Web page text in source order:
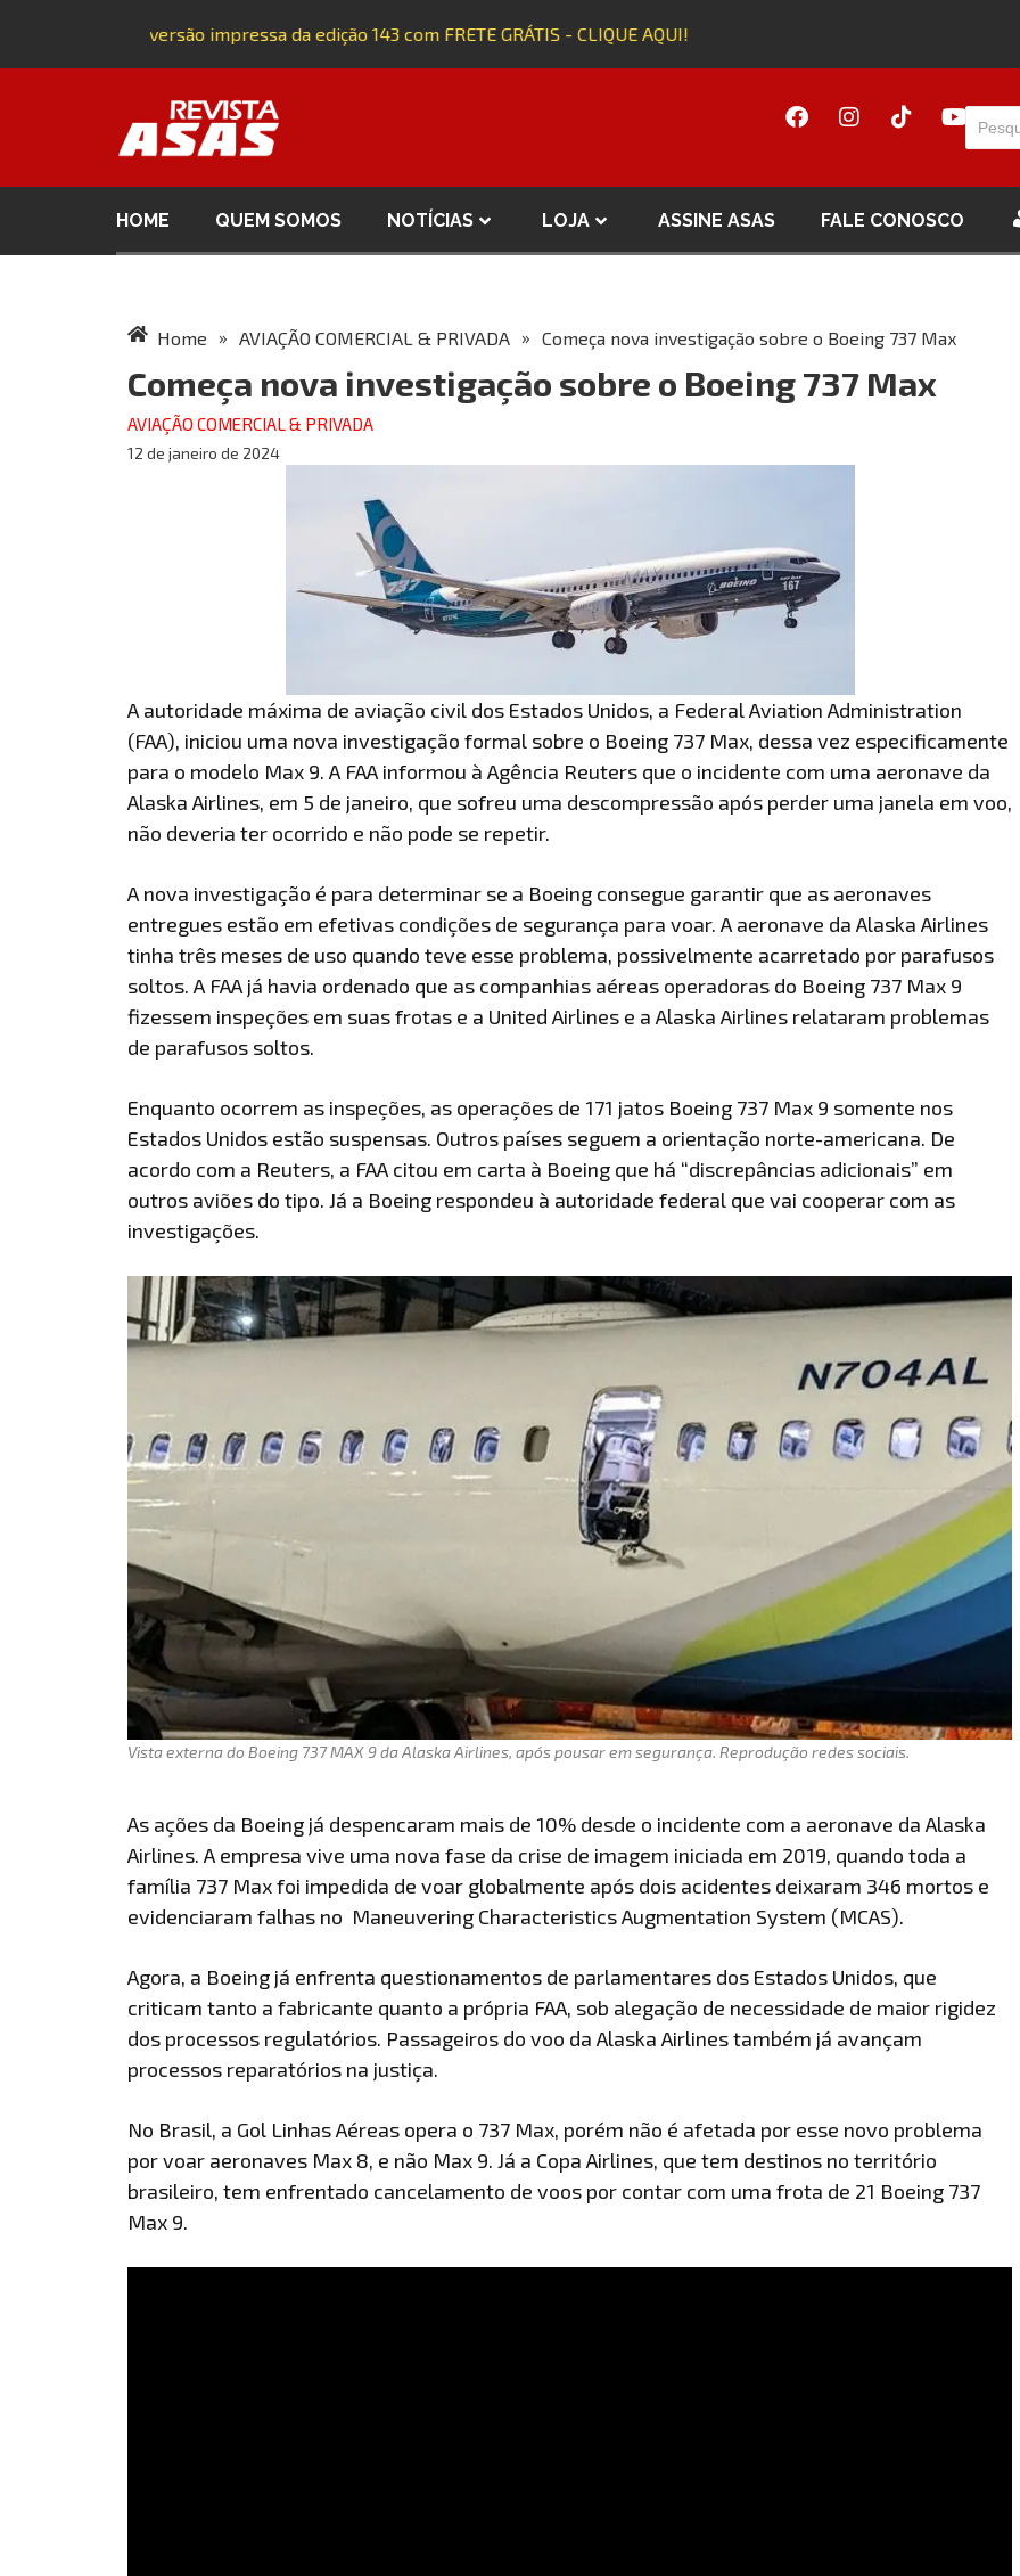
Adquira a versão impressa da edição 143 com FRETE GRÁTIS - CLIQUE AQUI!
HOME QUEM SOMOS NOTÍCIAS LOJA ASSINE ASAS FALE CONOSCO
Home » AVIAÇÃO COMERCIAL & PRIVADA » Começa nova investigação sobre o Boeing 737 Max
Começa nova investigação sobre o Boeing 737 Max
AVIAÇÃO COMERCIAL & PRIVADA
12 de janeiro de 2024
A autoridade máxima de aviação civil dos Estados Unidos, a Federal Aviation Administration
(FAA), iniciou uma nova investigação formal sobre o Boeing 737 Max, dessa vez especificamente
para o modelo Max 9. A FAA informou à Agência Reuters que o incidente com uma aeronave da
Alaska Airlines, em 5 de janeiro, que sofreu uma descompressão após perder uma janela em voo,
não deveria ter ocorrido e não pode se repetir.
A nova investigação é para determinar se a Boeing consegue garantir que as aeronaves
entregues estão em efetivas condições de segurança para voar. A aeronave da Alaska Airlines
tinha três meses de uso quando teve esse problema, possivelmente acarretado por parafusos
soltos. A FAA já havia ordenado que as companhias aéreas operadoras do Boeing 737 Max 9
fizessem inspeções em suas frotas e a United Airlines e a Alaska Airlines relataram problemas
de parafusos soltos.
Enquanto ocorrem as inspeções, as operações de 171 jatos Boeing 737 Max 9 somente nos
Estados Unidos estão suspensas. Outros países seguem a orientação norte-americana. De
acordo com a Reuters, a FAA citou em carta à Boeing que há “discrepâncias adicionais” em
outros aviões do tipo. Já a Boeing respondeu à autoridade federal que vai cooperar com as
investigações.
Vista externa do Boeing 737 MAX 9 da Alaska Airlines, após pousar em segurança. Reprodução redes sociais.
As ações da Boeing já despencaram mais de 10% desde o incidente com a aeronave da Alaska
Airlines. A empresa vive uma nova fase da crise de imagem iniciada em 2019, quando toda a
família 737 Max foi impedida de voar globalmente após dois acidentes deixaram 346 mortos e
evidenciaram falhas no Maneuvering Characteristics Augmentation System (MCAS).
Agora, a Boeing já enfrenta questionamentos de parlamentares dos Estados Unidos, que
criticam tanto a fabricante quanto a própria FAA, sob alegação de necessidade de maior rigidez
dos processos regulatórios. Passageiros do voo da Alaska Airlines também já avançam
processos reparatórios na justiça.
No Brasil, a Gol Linhas Aéreas opera o 737 Max, porém não é afetada por esse novo problema
por voar aeronaves Max 8, e não Max 9. Já a Copa Airlines, que tem destinos no território
brasileiro, tem enfrentado cancelamento de voos por contar com uma frota de 21 Boeing 737
Max 9.